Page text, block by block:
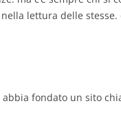
lettura delle stesse.
fondato un sito